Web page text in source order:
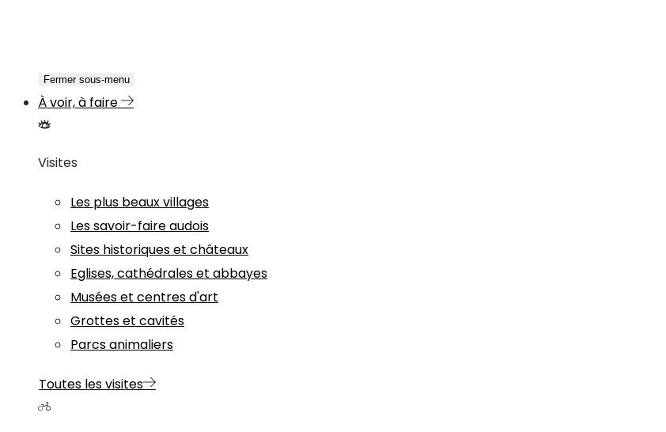
Fermer sous-menu
À voir, à faire
Visites
Les plus beaux villages
Les savoir-faire audois
Sites historiques et châteaux
Eglises, cathédrales et abbayes
Musées et centres d'art
Grottes et cavités
Parcs animaliers
Toutes les visites